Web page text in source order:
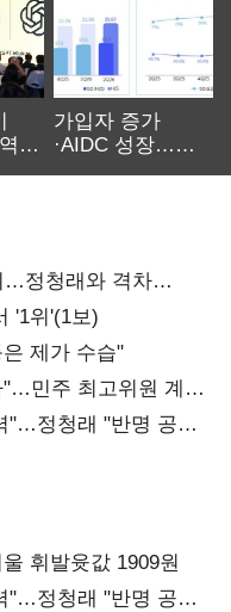
대
가입자 증가
·AIDC 성장…
…정청래와 격차
'1위'(1보)
제가 수습"
민주 최고위원 계파
"…정청래 "반명 공세
휘발윳값 1909원
"…정청래 "반명 공세